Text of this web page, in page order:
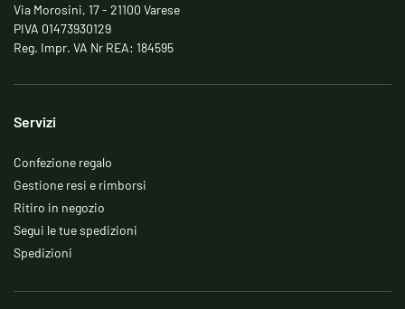
Via Morosini, 17 - 21100 Varese
PIVA 01473930129
Reg. Impr. VA Nr REA: 184595
Servizi
Confezione regalo
Gestione resi e rimborsi
Ritiro in negozio
Segui le tue spedizioni
Spedizioni